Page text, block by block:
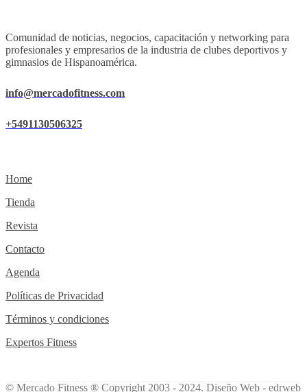
Comunidad de noticias, negocios, capacitación y networking para
profesionales y empresarios de la industria de clubes deportivos y
gimnasios de Hispanoamérica.
info@mercadofitness.com
+5491130506325
Home
Tienda
Revista
Contacto
Agenda
Políticas de Privacidad
Términos y condiciones
Expertos Fitness
© Mercado Fitness ® Copyright 2003 - 2024. Diseño Web - edrweb